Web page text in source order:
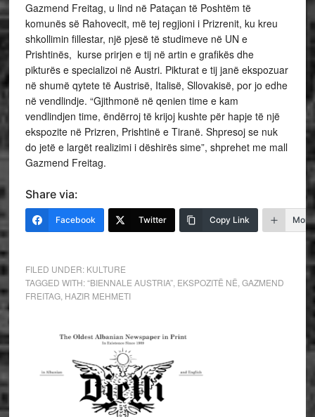
Gazmend Freitag, u lind në Pataçan të Poshtëm të
komunës së Rahovecit, më tej regjioni i Prizrenit, ku kreu
shkollimin fillestar, një pjesë të studimeve në UN e
Prishtinës, kurse prirjen e tij në artin e grafikës dhe
pikturës e specializoi në Austri. Pikturat e tij janë ekspozuar
në shumë qytete të Austrisë, Italisë, Sllovakisë, por jo edhe
në vendlindje. “Gjithmonë në qenien time e kam
vendlindjen time, ëndërroj të krijoj kushte për hapje të një
ekspozite në Prizren, Prishtinë e Tiranë. Shpresoj se nuk
do jetë e largët realizimi i dëshirës sime”, shprehet me mall
Gazmend Freitag.
Share via:
Facebook Twitter Copy Link More
FILED UNDER: KULTURE
TAGGED WITH:“BIENNALE AUSTRIA”, EKSPOZITË NË GAZMEND
FREITAG, HAZIR MEHMETI